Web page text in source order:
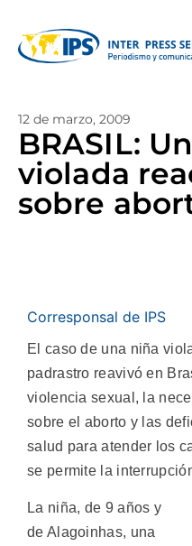
12 de marzo, 2009
BRASIL:
violada
sobre
Corresponsal de IPS
El caso de una niña
padrastro reavivó en
violencia sexual, la
sobre el aborto y las
salud para atender los
se permite la
La niña, de 9 años y
de Alagoinhas, una